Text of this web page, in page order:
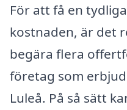
För att få en
kostnaden, är det
begära flera
företag som
Luleå. På så sätt